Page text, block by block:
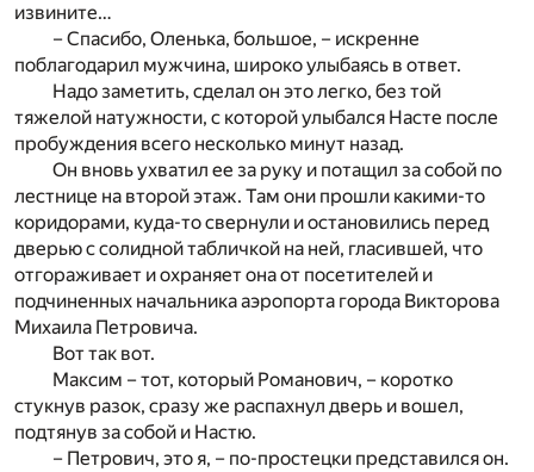
извините…
– Спасибо, Оленька, большое, – искренне
поблагодарил мужчина, широко улыбаясь в ответ.
Надо заметить, сделал он это легко, без той
тяжелой натужности, с которой улыбался Насте после
пробуждения всего несколько минут назад.
Он вновь ухватил ее за руку и потащил за собой по
лестнице на второй этаж. Там они прошли какими-то
коридорами, куда-то свернули и остановились перед
дверью с солидной табличкой на ней, гласившей, что
отгораживает и охраняет она от посетителей и
подчиненных начальника аэропорта города Викторова
Михаила Петровича.
Вот так вот.
Максим – тот, который Романович, – коротко
стукнув разок, сразу же распахнул дверь и вошел,
подтянув за собой и Настю.
– Петрович, это я, – по-простецки представился он.